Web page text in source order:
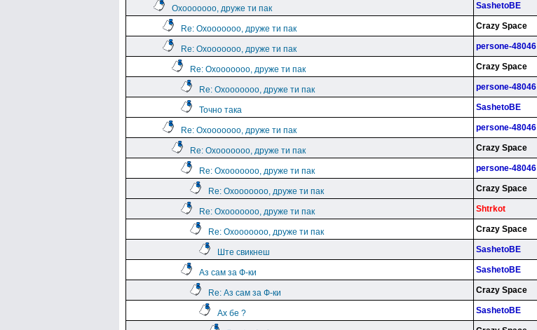
Охооооооо, друже ти пак SashetoBE
Re: Охооооооо, друже ти пак Crazy Space
Re: Охооооооо, друже ти пак persone-48046
Re: Охооооооо, друже ти пак Crazy Space
Re: Охооооооо, друже ти пак persone-48046
Точно така SashetoBE
Re: Охооооооо, друже ти пак persone-48046
Re: Охооооооо, друже ти пак Crazy Space
Re: Охооооооо, друже ти пак persone-48046
Re: Охооооооо, друже ти пак Crazy Space
Re: Охооооооо, друже ти пак Shtrkot
Re: Охооооооо, друже ти пак Crazy Space
Ште свикнеш SashetoBE
Аз сам за Ф-ки SashetoBE
Re: Аз сам за Ф-ки Crazy Space
Ах бе ? SashetoBE